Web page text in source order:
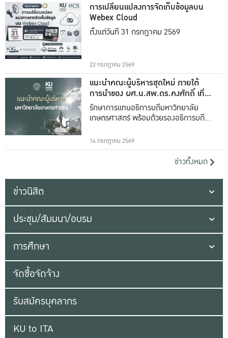
การเปลี่ยนแปลงการจัดเก็บข้อมูลบน
Webex Cloud
ตั้งแต่วันที่ 31 กรกฎาคม 2569
22 กรกฎาคม 2569
แนะนำคณะผู้บริหารชุดใหม่ ภายใต้
การนำของ ผศ.น.สพ.ดร.คงศักดิ์ เที่ยง
ธรรม
รักษาการแทนอธิการบดีมหาวิทยาลัย
เกษตรศาสตร์ พร้อมด้วยรองอธิการบดีทั้ง
14 กรกฎาคม 2569
ข่าวทั้งหมด
ข่าวนิสิต
ประชุม/สัมมนา/อบรม
การศึกษา
จัดซื้อจัดจ้าง
รับสมัครบุคลากร
KU to ITA